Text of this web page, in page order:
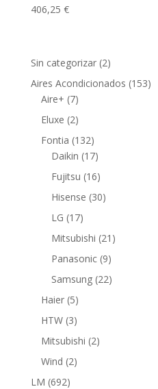
406,25 €
Sin categorizar 22
productos
Aires Acondicionados 153153
Aire+ 77
productos
Eluxe 22
productos
Fontia 132132
productos
Daikin 1717
productos
Fujitsu 1616
productos
Hisense 3030
LG 1717
productos
Mitsubishi 21 21
Panasonic 99
productos
Samsung 2222
Haier 55
productos
HTW 33
productos
Mitsubishi 22
Wind 22
LM 692692